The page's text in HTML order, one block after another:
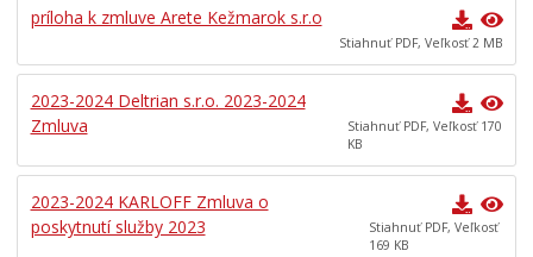
Predajné trhy
Mestská knižnica
Kino Iskra
Letné kúpalisko
Verejnoprospešné služby mesta
Odpadové hospodárstvo
príloha k zmluve Arete Kežmarok s.r.o
Stiahnuť PDF, Veľkosť 2 MB
2023-2024 Deltrian s.r.o. 2023-2024
Zmluva
Stiahnuť PDF, Veľkosť 170
KB
2023-2024 KARLOFF Zmluva o
poskytnutí služby 2023
Stiahnuť PDF, Veľkosť
169 KB